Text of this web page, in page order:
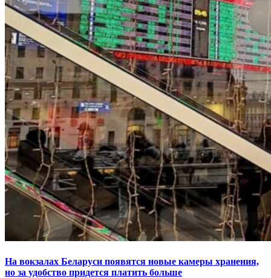
На вокзалах Беларуси появятся новые камеры хранения,
но за удобство придется платить больше